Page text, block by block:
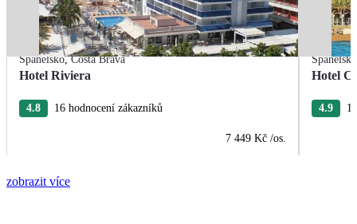
Španělsko,Costa Brava
Hotel Riviera
4.8 16 hodnocení zákazníků
7 449 Kč /os.
Španělsko
Hotel
4.9
zobrazit více